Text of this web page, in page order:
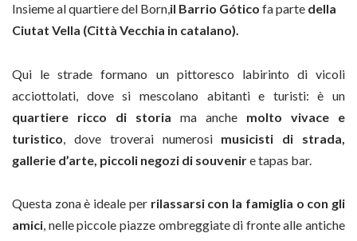
Insieme al quartiere del Born,il Barrio Gótico fa parte della
Ciutat Vella (Città Vecchia in catalano).
Qui le strade formano un pittoresco labirinto di vicoli
acciottolati, dove si mescolano abitanti e turisti: è un
quartiere ricco di storia ma anche molto vivace e
turistico , dove troverai numerosi musicisti di strada,
gallerie d’arte, piccoli negozi di souvenire tapas bar.
Questa zona è ideale per rilassarsi con la famiglia o con gli
amici, nelle piccole piazze ombreggiate di fronte alle antiche